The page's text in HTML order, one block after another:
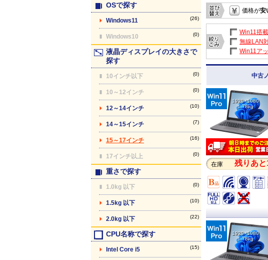
OSで探す
Windows11 (26)
Windows10 (0)
液晶ディスプレイの大きさで
探す
10インチ以下 (0)
10～12インチ (0)
12～14インチ (10)
14～15インチ (7)
15～17インチ (16)
17インチ以上 (0)
重さで探す
1.0kg 以下 (0)
1.5kg 以下 (10)
2.0kg 以下 (22)
CPU名称で探す
Intel Core i5 (15)
価格が安
Win11搭載
無線LAN
Win11ア
中古
1920×1080
1.78kg
在庫 残りあと
1920×1080
1.78kg